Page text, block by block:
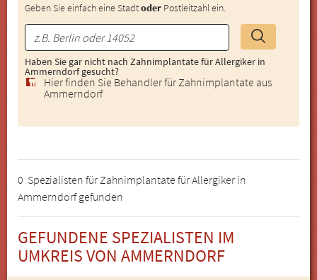
Geben Sie einfach eine Stadtoder Postleitzahl ein.
Haben Sie gar nicht nach Zahnimplantate für Allergiker in
Ammerndorf gesucht?
Hier finden Sie Behandler für Zahnimplantate aus
Ammerndorf
0 Spezialisten für Zahnimplantate für Allergiker in
Ammerndorf gefunden
GEFUNDENE SPEZIALISTEN IM
UMKREIS VON AMMERNDORF